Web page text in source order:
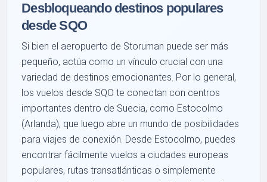
Desbloqueando destinos populares
desde SQO
Si bien el aeropuerto de Storuman puede ser más
pequeño, actúa como un vínculo crucial con una
variedad de destinos emocionantes. Por lo general,
los vuelos desde SQO te conectan con centros
importantes dentro de Suecia, como Estocolmo
(Arlanda), que luego abre un mundo de posibilidades
para viajes de conexión. Desde Estocolmo, puedes
encontrar fácilmente vuelos a ciudades europeas
populares, rutas transatlánticas o simplemente